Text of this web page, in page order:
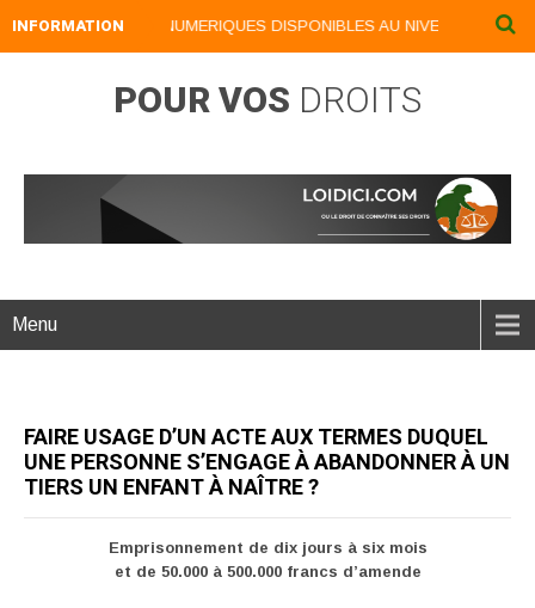
INFORMATION
NOS LIVRES NUMERIQUES DISPONIBLES AU NIVEAU DU
POUR VOS DROITS
Menu
FAIRE USAGE D’UN ACTE AUX TERMES DUQUEL
UNE PERSONNE S’ENGAGE À ABANDONNER À UN
TIERS UN ENFANT À NAÎTRE ?
Emprisonnement de dix jours à six mois
et de 50.000 à 500.000 francs d’amende